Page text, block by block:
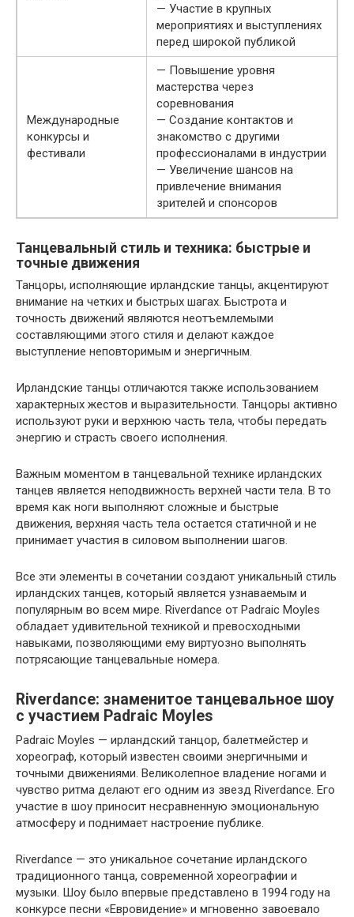
— Участие в крупных
мероприятиях и выступлениях
перед широкой публикой
Международные
конкурсы и
фестивали
— Повышение уровня
мастерства через
соревнования
— Создание контактов и
знакомство с другими
профессионалами в индустрии
— Увеличение шансов на
привлечение внимания
зрителей и спонсоров
Танцевальный стиль и техника: быстрые и
точные движения
Танцоры, исполняющие ирландские танцы, акцентируют
внимание на четких и быстрых шагах. Быстрота и
точность движений являются неотъемлемыми
составляющими этого стиля и делают каждое
выступление неповторимым и энергичным.
Ирландские танцы отличаются также использованием
характерных жестов и выразительности. Танцоры активно
используют руки и верхнюю часть тела, чтобы передать
энергию и страсть своего исполнения.
Важным моментом в танцевальной технике ирландских
танцев является неподвижность верхней части тела. В то
время как ноги выполняют сложные и быстрые
движения, верхняя часть тела остается статичной и не
принимает участия в силовом выполнении шагов.
Все эти элементы в сочетании создают уникальный стиль
ирландских танцев, который является узнаваемым и
популярным во всем мире. Riverdance от Padraic Moyles
обладает удивительной техникой и превосходными
навыками, позволяющими ему виртуозно выполнять
потрясающие танцевальные номера.
Riverdance: знаменитое танцевальное шоу
с участием Padraic Moyles
Padraic Moyles — ирландский танцор, балетмейстер и
хореограф, который известен своими энергичными и
точными движениями. Великолепное владение ногами и
чувство ритма делают его одним из звезд Riverdance. Его
участие в шоу приносит несравненную эмоциональную
атмосферу и поднимает настроение публике.
Riverdance — это уникальное сочетание ирландского
традиционного танца, современной хореографии и
музыки. Шоу было впервые представлено в 1994 году на
конкурсе песни «Евровидение» и мгновенно завоевало